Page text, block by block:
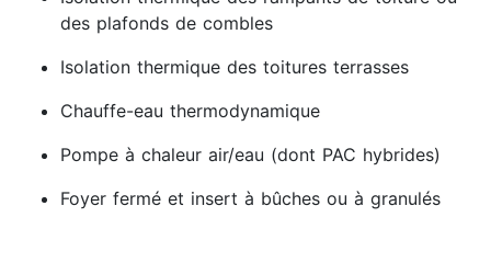
des plafonds de combles
Isolation thermique des toitures terrasses
Chauffe-eau thermodynamique
Pompe à chaleur air/eau (dont PAC hybrides)
Foyer fermé et insert à bûches ou à granulés